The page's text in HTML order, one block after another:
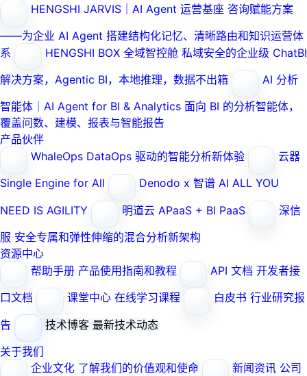
HENGSHI JARVIS｜AI Agent 运营基座 咨询赋能方案
——为企业 AI Agent 搭建结构化记忆、清晰路由和知识运营体
系
HENGSHI BOX 全域智控舱 私域安全的企业级 ChatBI
解决方案，Agentic BI，本地推理，数据不出箱
AI 分析
智能体｜AI Agent for BI & Analytics 面向 BI 的分析智能体，
覆盖问数、建模、报表与智能报告
产品伙伴
WhaleOps DataOps 驱动的智能分析新体验
云器
Single Engine for All
Denodo x 智谱 AI ALL YOU
NEED IS AGILITY
明道云 APaaS + BI PaaS
深信
服 安全专属和弹性伸缩的混合分析新架构
资源中心
帮助手册 产品使用指南和教程 API 文档 开发者接
口文档
课堂中心 在线学习课程 白皮书 行业研究报
告
技术博客 最新技术动态
关于我们
企业文化 了解我们的价值观和使命 新闻资讯 公司